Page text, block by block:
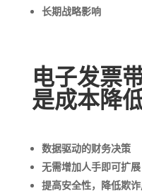
长期战略影响
电子发票
是成本降低
数据驱动的财务决策
无需增加人手即可扩展
提高安全性，降低欺